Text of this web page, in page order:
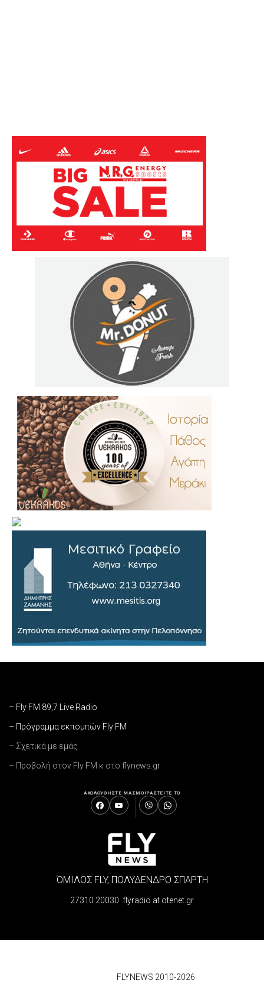
– Fly FM 89,7 Live Radio
– Πρόγραμμα εκπομπών Fly FM
– Σχετικά με εμάς
– Προβολή στον Fly FM κ στο flynews.gr
ΑΚΟΛΟΥΘΗΣΤΕ ΜΑΣΜΟΙΡΑΣΤΕΙΤΕ ΤΟ
ΌΜΙΛΟΣ FLY, ΠΟΛΥΔΕΝΔΡΟ ΣΠΑΡΤΗ
27310 20030 flyradio at otenet.gr
FLYNEWS 2010-2026